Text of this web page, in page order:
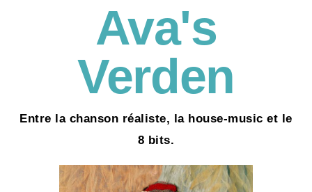
Ava's
Verden
Entre la chanson réaliste, la house-music et le
8 bits.